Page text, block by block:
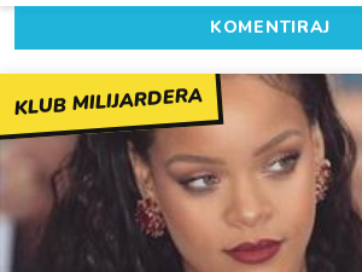
KOMENTIRAJ
KLUB MILIJARDERA